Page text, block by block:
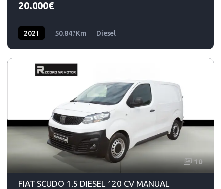
20.000€
2021 50.847Km Diesel
10
FIAT SCUDO 1.5 DIESEL 120 CV MANUAL